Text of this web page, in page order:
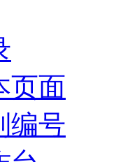
页面
编号